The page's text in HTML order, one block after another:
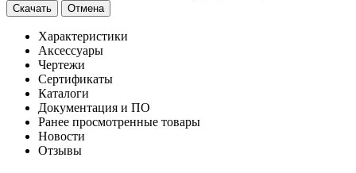
Скачать Отмена
Характеристики
Аксессуары
Чертежи
Сертификаты
Каталоги
Документация и ПО
Ранее просмотренные товары
Новости
Отзывы